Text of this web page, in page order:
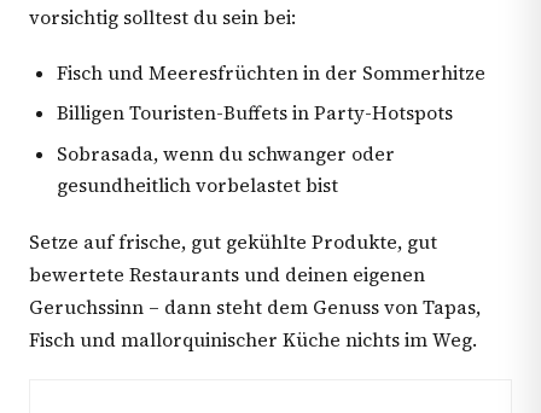
vorsichtig solltest du sein bei:
Fisch und Meeresfrüchten in der Sommerhitze
Billigen Touristen-Buffets in Party-Hotspots
Sobrasada, wenn du schwanger oder
gesundheitlich vorbelastet bist
Setze auf frische, gut gekühlte Produkte, gut
bewertete Restaurants und deinen eigenen
Geruchssinn – dann steht dem Genuss von Tapas,
Fisch und mallorquinischer Küche nichts im Weg.